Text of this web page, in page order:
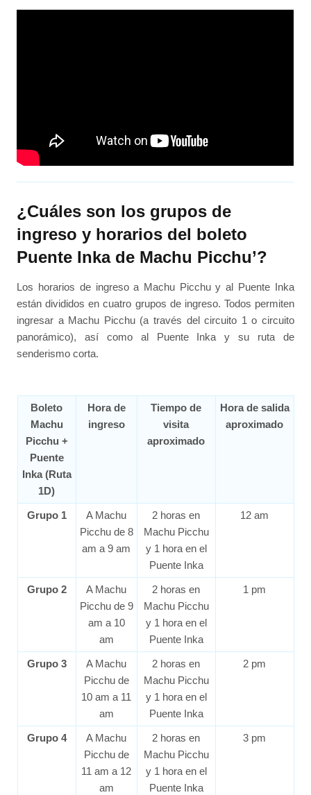
¿Cuáles son los grupos de
ingreso y horarios del boleto
Puente Inka de Machu Picchu’?
Los horarios de ingreso a Machu Picchu y al Puente Inka
están divididos en cuatro grupos de ingreso. Todos permiten
ingresar a Machu Picchu (a través del circuito 1 o circuito
panorámico), así como al Puente Inka y su ruta de
senderismo corta.
Boleto
Machu
Picchu +
Puente
Inka (Ruta
1D)
Hora de
ingreso
Tiempo de
visita
aproximado
Hora de salida
aproximado
Grupo 1
A Machu
Picchu de 8
am a 9 am
2 horas en
Machu Picchu
y 1 hora en el
Puente Inka
12 am
Grupo 2
A Machu
Picchu de 9
am a 10
am
2 horas en
Machu Picchu
y 1 hora en el
Puente Inka
1 pm
Grupo 3
A Machu
Picchu de
10 am a 11
am
2 horas en
Machu Picchu
y 1 hora en el
Puente Inka
2 pm
Grupo 4
A Machu
Picchu de
11 am a 12
am
2 horas en
Machu Picchu
y 1 hora en el
Puente Inka
3 pm